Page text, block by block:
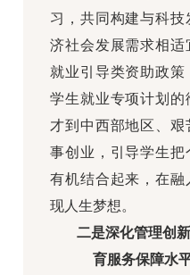
习，共同构建与科
济社会发展需求相
就业引导类资助政
学生就业专项计划的
才到中西部地区、
事创业，引导学生
有机结合起来，在
现人生梦想。
二是深化管理创
育服务保障水